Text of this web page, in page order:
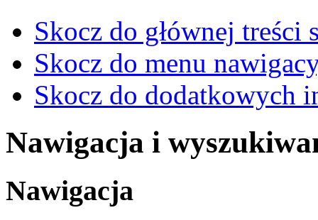
Skocz do głównej treści
Skocz do menu
Skocz do dodatkowych
Nawigacja i
Nawigacja